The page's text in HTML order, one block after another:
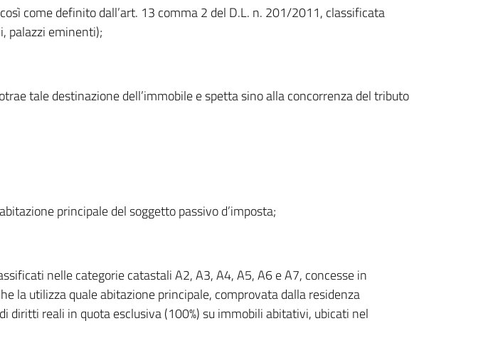
come definito dall’art. 13 comma 2 del D.L. n. 201/2011, classificata
palazzi eminenti);
tale destinazione dell’immobile e spetta sino alla concorrenza del tributo
principale del soggetto passivo d’imposta;
nelle categorie catastali A2, A3, A4, A5, A6 e A7, concesse in
la utilizza quale abitazione principale, comprovata dalla residenza
diritti reali in quota esclusiva (100%) su immobili abitativi, ubicati nel